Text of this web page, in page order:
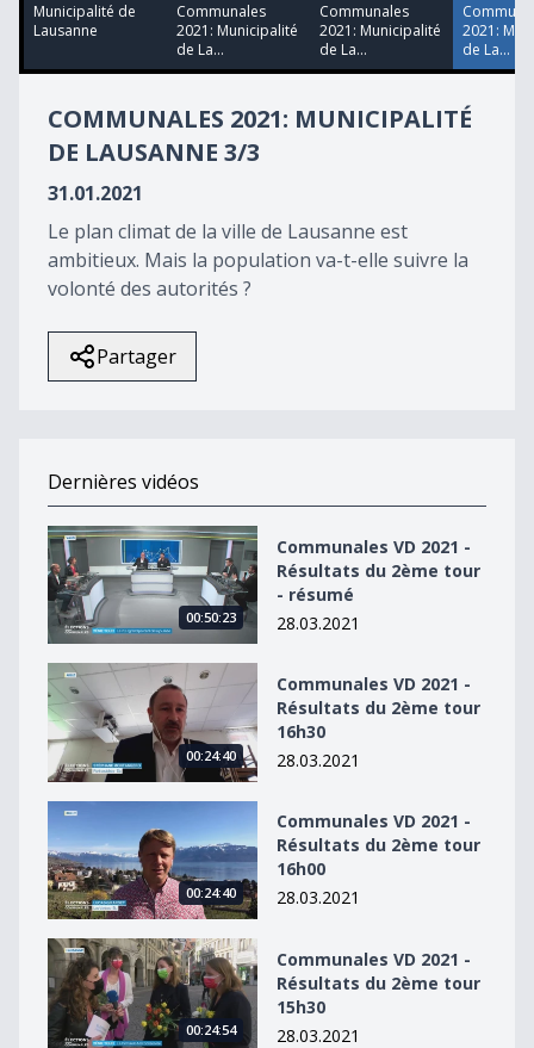
hour,
minutes,
Municipalité de
Lausanne
Communales
2021: Municipalité
de La...
Communales
2021: Municipalité
de La...
2021:
de La...
COMMUNALES 2021: MUNICIPALITÉ
DE LAUSANNE 3/3
31.01.2021
Le plan climat de la ville de Lausanne est
ambitieux. Mais la population va-t-elle suivre la
volonté des autorités ?
Partager
Dernières vidéos
Communales VD 2021 - Résultats du 2ème tour -
00:50:23
Communales VD 2021 -
Résultats du 2ème tour
- résumé
28.03.2021
Communales VD 2021 - Résultats du 2ème tour 16h30
00:24:40
Communales VD 2021 -
Résultats du 2ème tour
16h30
28.03.2021
Communales VD 2021 - Résultats du 2ème tour 16h00
00:24:40
Communales VD 2021 -
Résultats du 2ème tour
16h00
28.03.2021
Communales VD 2021 - Résultats du 2ème tour 15h30
00:24:54
Communales VD 2021 -
Résultats du 2ème tour
15h30
28.03.2021